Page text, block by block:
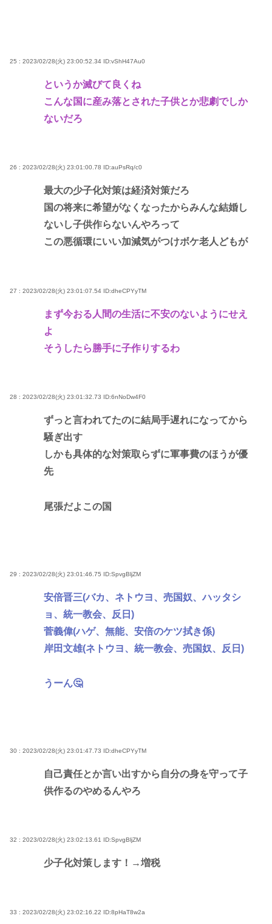
25 : 2023/02/28(火) 23:00:52.34 ID:vShH47Au0
というか滅びて良くね
こんな国に産み落とされた子供とか悲劇でしか
ないだろ
26 : 2023/02/28(火) 23:01:00.78 ID:auPsRq/c0
最大の少子化対策は経済対策だろ
国の将来に希望がなくなったからみんな結婚し
ないし子供作らないんやろって
この悪循環にいい加減気がつけボケ老人どもが
27 : 2023/02/28(火) 23:01:07.54 ID:dheCPYyTM
まず今おる人間の生活に不安のないようにせえ
よ
そうしたら勝手に子作りするわ
28 : 2023/02/28(火) 23:01:32.73 ID:6nNoDw4F0
ずっと言われてたのに結局手遅れになってから
騒ぎ出す
しかも具体的な対策取らずに軍事費のほうが優
先
尾張だよこの国
29 : 2023/02/28(火) 23:01:46.75 ID:SpvgBljZM
安倍晋三(バカ、ネトウヨ、売国奴、ハッタシ
ョ、統一教会、反日)
菅義偉(ハゲ、無能、安倍のケツ拭き係)
岸田文雄(ネトウヨ、統一教会、売国奴、反日)
うーん🤔
30 : 2023/02/28(火) 23:01:47.73 ID:dheCPYyTM
自己責任とか言い出すから自分の身を守って子
供作るのやめるんやろ
32 : 2023/02/28(火) 23:02:13.61 ID:SpvgBljZM
少子化対策します！→増税
33 : 2023/02/28(火) 23:02:16.22 ID:8pHaT8w2a